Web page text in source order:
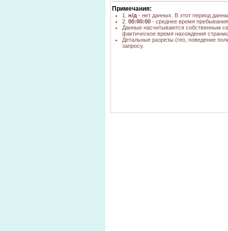
Примечания:
1. н/д - нет данных. В этот период
2. 00:00:00 - среднее время
Данные насчитываются собственным
фактическое время нахождения
Детальные разрезы (гео, поведение
запросу.